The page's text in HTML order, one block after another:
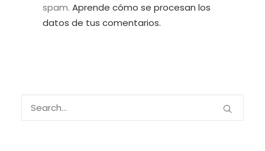
spam. Aprende cómo se procesan los
datos de tus comentarios.